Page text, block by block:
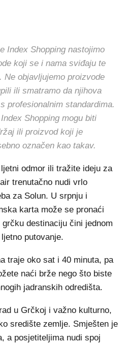
Index Shopping nastojimo
koji se i nama sviđaju te
Ne objavljujemo proizvode
ili smatramo da njihova
profesionalnim standardima.
Shopping mogu biti
ili proizvod koji je
označen kao takav.
odmor ili tražite ideju za
trenutačno nudi vrlo
za Solun. U srpnju i
karta može se pronaći
destinaciju čini jednom
putovanje.
traje oko sat i 40 minuta, pa
naći brže nego što biste
jadranskih odredišta.
u Grčkoj i važno kulturno,
središte zemlje. Smješten je
a posjetiteljima nudi spoj